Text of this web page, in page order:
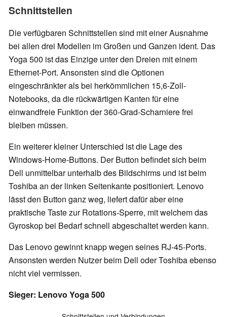
Schnittstellen
Die verfügbaren Schnittstellen sind mit einer Ausnahme
bei allen drei Modellen im Großen und Ganzen ident. Das
Yoga 500 ist das Einzige unter den Dreien mit einem
Ethernet-Port. Ansonsten sind die Optionen
eingeschränkter als bei herkömmlichen 15,6-Zoll-
Notebooks, da die rückwärtigen Kanten für eine
einwandfreie Funktion der 360-Grad-Scharniere frei
bleiben müssen.
Ein weiterer kleiner Unterschied ist die Lage des
Windows-Home-Buttons. Der Button befindet sich beim
Dell unmittelbar unterhalb des Bildschirms und ist beim
Toshiba an der linken Seitenkante positioniert. Lenovo
lässt den Button ganz weg, liefert dafür aber eine
praktische Taste zur Rotations-Sperre, mit welchem das
Gyroskop bei Bedarf schnell abgeschaltet werden kann.
Das Lenovo gewinnt knapp wegen seines RJ-45-Ports.
Ansonsten werden Nutzer beim Dell oder Toshiba ebenso
nicht viel vermissen.
Sieger: Lenovo Yoga 500